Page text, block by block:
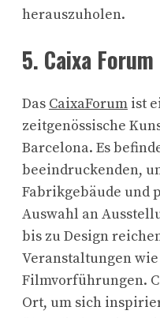
herauszuholen.
5. Caixa Forum
Das CaixaForum ist
zeitgenössische
Barcelona. Es
beeindruckenden,
Fabrikgebäude und
Auswahl an
bis zu Design
Veranstaltungen
Filmvorführungen.
Ort, um sich